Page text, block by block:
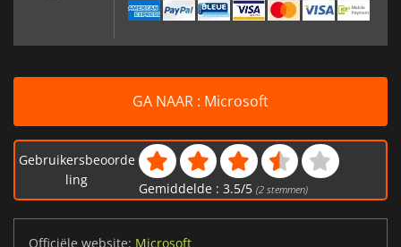
GA NAAR : Microsoft
Gebruikersbeoorde
ling
Gemiddelde : 3.5/5 (2stemmen)
Officiële website: Microsoft